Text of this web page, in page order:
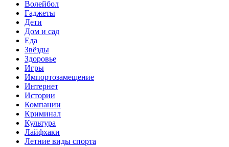
Волейбол
Гаджеты
Дети
Дом и сад
Еда
Звёзды
Здоровье
Игры
Импортозамещение
Интернет
Истории
Компании
Криминал
Культура
Лайфхаки
Летние виды спорта